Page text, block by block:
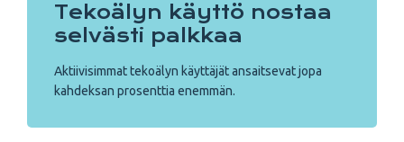
Tekoälyn käyttö nostaa
selvästi palkkaa
Aktiivisimmat tekoälyn käyttäjät ansaitsevat jopa
kahdeksan prosenttia enemmän.